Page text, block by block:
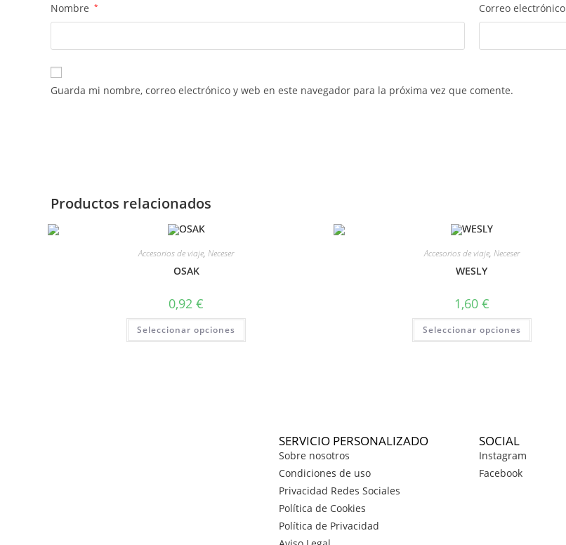
Nombre * Correo electrónico
Guarda mi nombre, correo electrónico y web en este navegador para la próxima vez que comente.
Productos relacionados
Accesorios de viaje,Neceser
OSAK
0,92€
Seleccionar opciones
Accesorios de viaje, Neceser
WESLY
1,60 €
Seleccionar opciones
SERVICIO PERSONALIZADO
Sobre nosotros
Condiciones de uso
Privacidad Redes Sociales
Política de Cookies
Política de Privacidad
SOCIAL
Instagram
Facebook